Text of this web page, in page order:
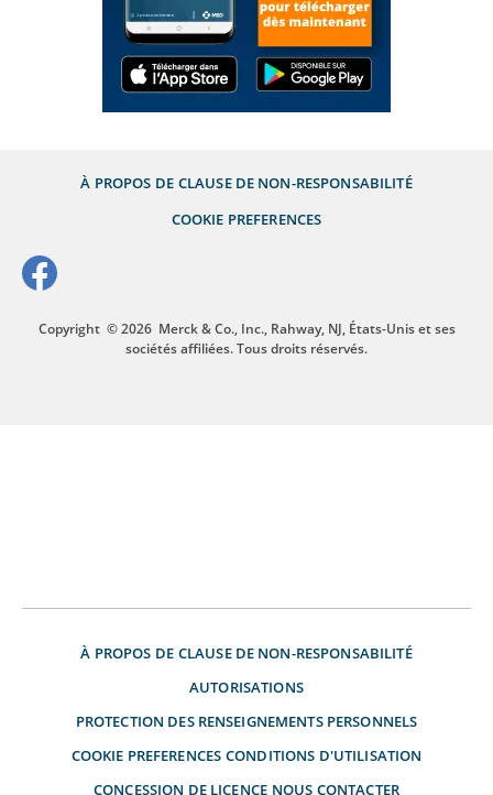
À PROPOS DE CLAUSE DE NON-RESPONSABILITÉ
COOKIE PREFERENCES
Copyright © 2026 Merck & Co., Inc., Rahway, NJ, États-Unis et ses
sociétés affiliées. Tous droits réservés.
À PROPOS DE CLAUSE DE NON-RESPONSABILITÉ
AUTORISATIONS
PROTECTION DES RENSEIGNEMENTS PERSONNELS
COOKIE PREFERENCES CONDITIONS D'UTILISATION
CONCESSION DE LICENCE NOUS CONTACTER